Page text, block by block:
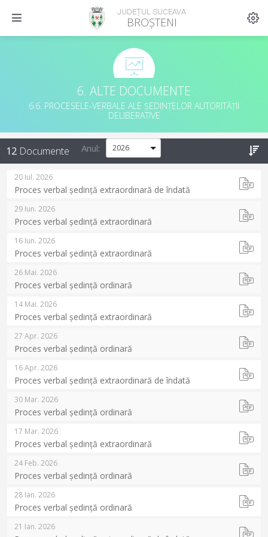
JUDEȚUL SUCEAVA
BROȘTENI
6. ALTE DOCUMENTE
6.6. PROCESELE-VERBALE ALE ȘEDINȚELOR AUTORITĂȚII
DELIBERATIVE
12 Documente Anul:
20 Iul. 2026
Proces verbal ședință extraordinară de îndată
29 Iun. 2026
Proces verbal ședință extraordinară
16 Iun. 2026
Proces verbal ședință extraordinară
26 Mai. 2026
Proces verbal ședință ordinară
14 Mai. 2026
Proces verbal ședință extraordinară
27 Apr. 2026
Proces verbal ședință ordinară
16 Apr. 2026
Proces verbal ședință extraordinară de îndată
30 Mar. 2026
Proces verbal ședință ordinară
17 Mar. 2026
Proces verbal ședință extraordinară
24 Feb. 2026
Proces verbal ședință ordinară
28 Ian. 2026
Proces verbal ședință ordinară
21 Ian. 2026